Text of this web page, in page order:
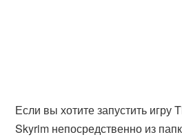
Если вы хотите запустить игру
Skyrim непосредственно из